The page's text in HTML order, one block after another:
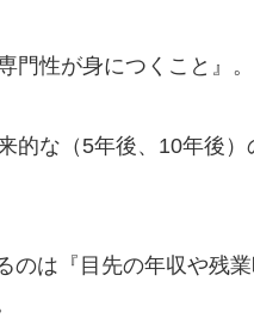
門性が身につくこと』。
的な（5年後、10年後）
のは『目先の年収や残